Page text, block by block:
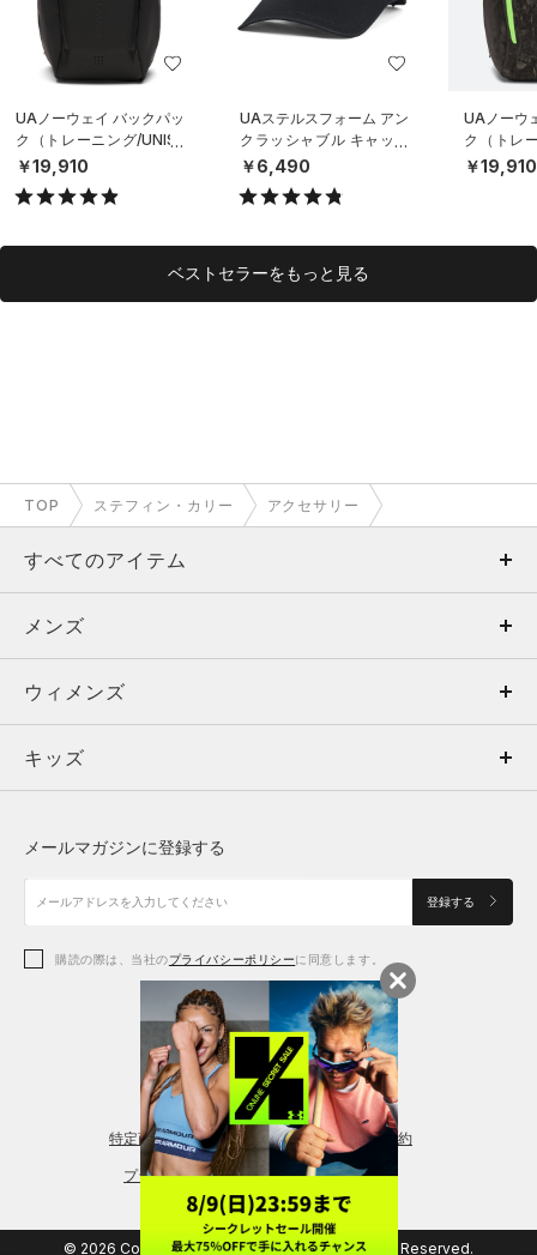
UAノーウェイ バックパッ
ク（トレーニング/UNISE
X）
￥19,910
UAステルスフォーム アン
クラッシャブル キャップ
（ライフスタイル/UNISE
￥6,490
UAノーウ
ク（トレ
X）
￥19,910
ベストセラーをもっと見る
TOP ステフィン・カリー アクセサリー
すべてのアイテム
メンズ
ウィメンズ
キッズ
アクセサリー
メンズ
トップス
ボトムス
アクセサリー
ウィメンズ
トップス
シューズ
アクセサリー
レギンス＆タイツ
キッズ
シューズ
メールマガジンに登録する
登録する
購読の際は、当社のプライバシーポリシーに同意します。
特定商取引法に基づく通販の表記 会員規約
プライバシーポリシー
© 2026 Copyright DOME Corporation. All Rights Reserved.